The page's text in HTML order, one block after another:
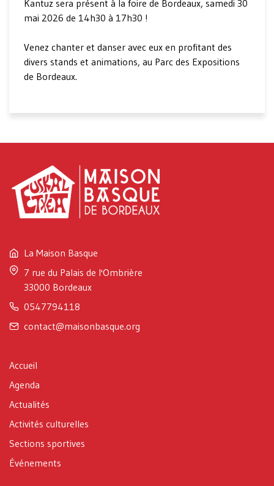
Kantuz sera présent à la foire de Bordeaux, samedi 30
mai 2026 de 14h30 à 17h30 !
Venez chanter et danser avec eux en profitant des
divers stands et animations, au Parc des Expositions
de Bordeaux.
La Maison Basque
7 rue du Palais de l'Ombrière
33000 Bordeaux
0547794118
contact@maisonbasque.org
Accueil
Agenda
Actualités
Activités culturelles
Sections sportives
Événements